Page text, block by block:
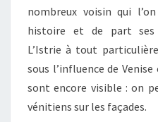
nombreux voisin qui
histoire et de part ses
L’Istrie à tout
sous l’influence de
sont encore visible : on
vénitiens sur les façades.